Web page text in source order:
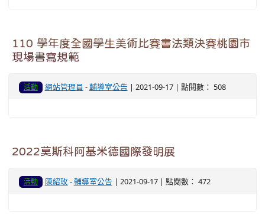
110 學年度全國學生美術比賽書法類決賽桃園市
現場書寫規範
活動 網站管理員 -輔導室公告 | 2021-09-17 | 點閱數： 508
2022莫斯科阿基米德國際發明展
活動 陳紹玫-輔導室公告 | 2021-09-17 | 點閱數： 472